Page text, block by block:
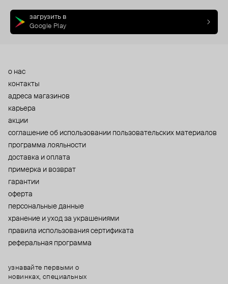
загрузить в
Google Play
о нас
контакты
адреса магазинов
карьера
акции
cоглашение об использовании пользовательских материалов
программа лояльности
доставка и оплата
примерка и возврат
гарантии
оферта
персональные данные
хранение и уход за украшениями
правила использования сертификата
реферальная программа
узнавайте первыми о
новинках, специальных